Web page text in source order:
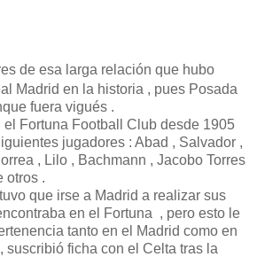
de esa larga relación que hubo
Madrid en la historia , pues Posada
fuera vigués .
Fortuna Football Club desde 1905
jugadores : Abad , Salvador ,
, Lilo , Bachmann , Jacobo Torres
otros .
que irse a Madrid a realizar sus
en el Fortuna , pero esto le
tanto en el Madrid como en
suscribió ficha con el Celta tras la